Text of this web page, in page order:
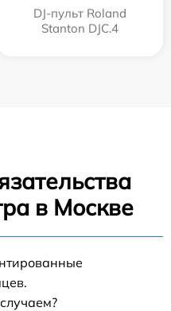
DJ-пульт Roland
Stanton DJC.4
в Москве